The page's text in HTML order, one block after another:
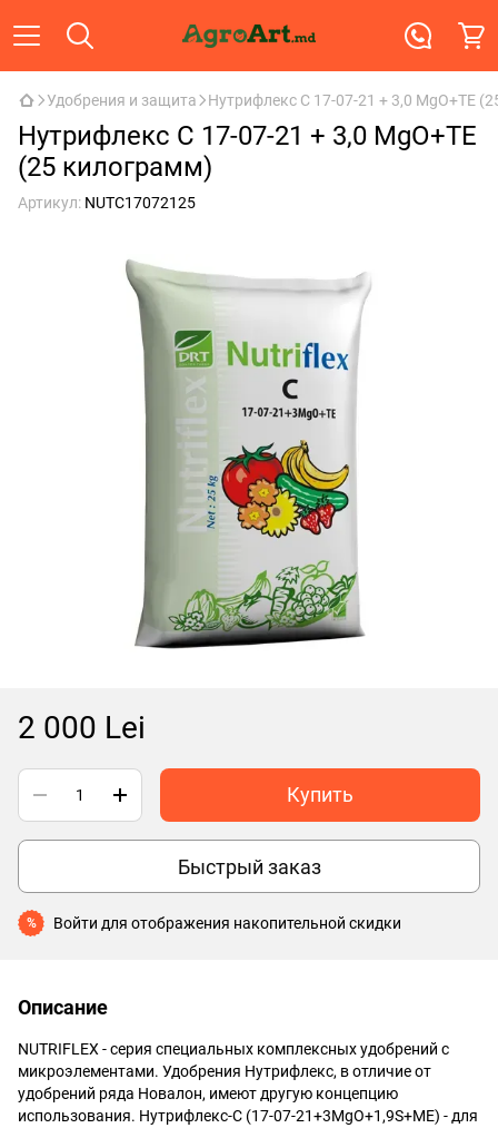
Удобрения и защита Нутрифлекс C 17-07-21 + 3,0 MgO+TE
Нутрифлекс C 17-07-21 + 3,0 MgO+TE
(25 килограмм)
Артикул: NUTC17072125
2 000 Lei
Купить
Быстрый заказ
% Войти для отображения накопительной скидки
Описание
NUTRIFLEX - серия специальных комплексных удобрений с
микроэлементами. Удобрения Нутрифлекс, в отличие от
удобрений ряда Новалон, имеют другую концепцию
использования. Нутрифлекс-С (17-07-21+3MgO+1,9S+МЕ) - для